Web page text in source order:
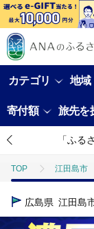
カテゴリ 地域
寄付額 旅先を
「ふる
TOP 江田島市
TOP
魚介類
広島県 江田島